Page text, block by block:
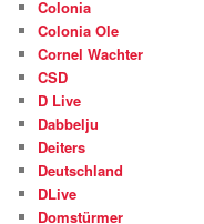
Colonia
Colonia Ole
Cornel Wachter
CSD
D Live
Dabbelju
Deiters
Deutschland
DLive
Domstürmer